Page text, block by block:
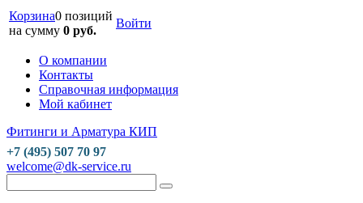
Корзина0 позиций
на сумму 0 руб.
Войти
О компании
Контакты
Справочная информация
Мой кабинет
Фитинги и Арматура КИП
+7 (495) 507 70 97
welcome@dk-service.ru